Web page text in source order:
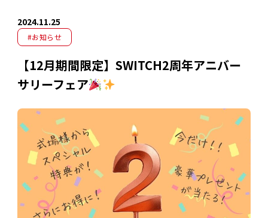
2024.11.25
#お知らせ
【12月期間限定】SWITCH2周年アニバー
サリーフェア